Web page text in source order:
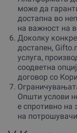
може да
достапна во
на важност на
Доколку
достапен,
услуга,
соодветна
договор со
Општи услови
е спротивно на
на